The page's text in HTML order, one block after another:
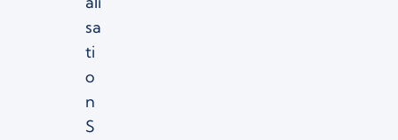
sa
ti
o
n
S